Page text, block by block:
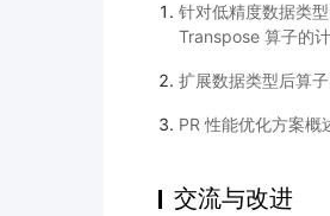
针对低精度数据类
Transpose 算子的
扩展数据类型后算
PR 性能优化方案
交流与改进